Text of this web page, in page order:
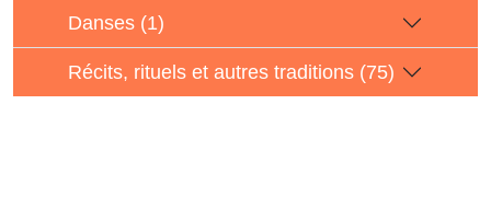
Danses (1)
Récits, rituels et autres traditions (75)